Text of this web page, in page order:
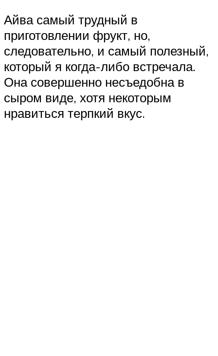
Айва самый трудный в
приготовлении фрукт, но,
следовательно, и самый полезный,
который я когда-либо встречала.
Она совершенно несъедобна в
сыром виде, хотя некоторым
нравиться терпкий вкус.